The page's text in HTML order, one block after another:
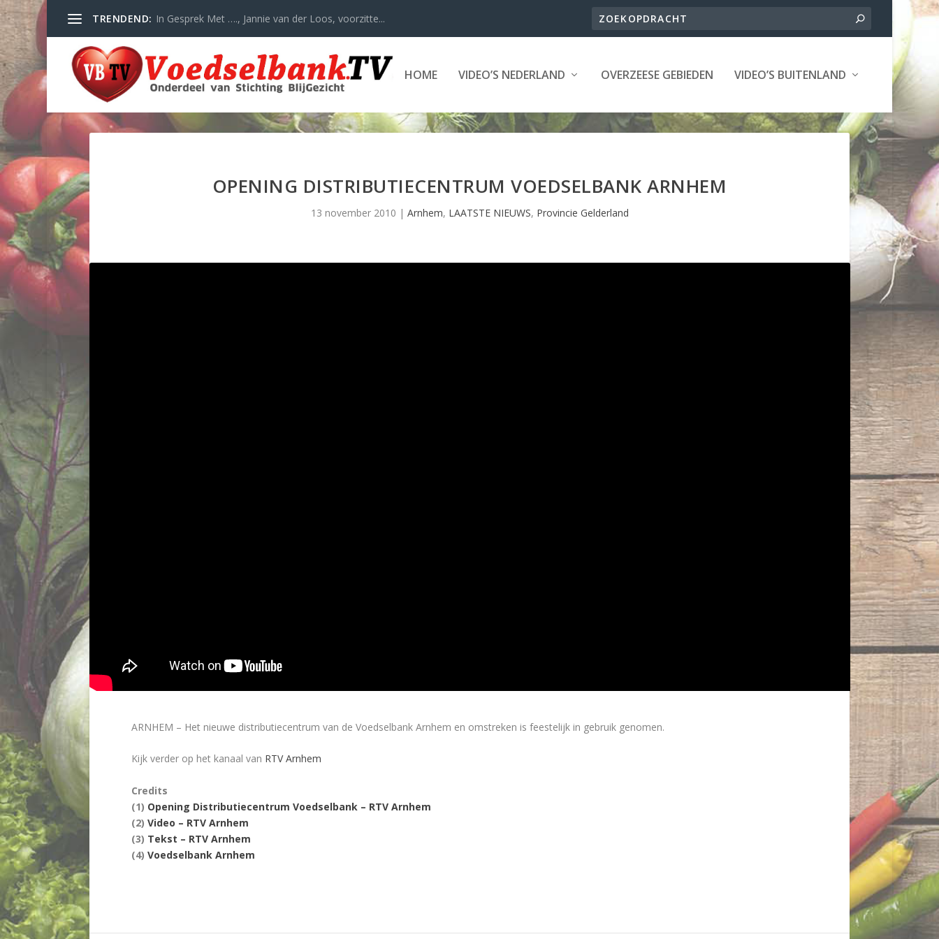
TRENDEND: In Gesprek Met …., Jannie van der Loos, voorzitte...
HOME VIDEO’S NEDERLAND OVERZEESE GEBIEDEN VIDEO’S BUITENLAND
OPENING DISTRIBUTIECENTRUM VOEDSELBANK ARNHEM
13 november 2010 | Arnhem, LAATSTE NIEUWS, Provincie Gelderland
ARNHEM – Het nieuwe distributiecentrum van de Voedselbank Arnhem en omstreken is feestelijk in gebruik genomen.
Kijk verder op het kanaal van RTV Arnhem
Credits
(1) Opening Distributiecentrum Voedselbank – RTV Arnhem
(2) Video – RTV Arnhem
(3) Tekst – RTV Arnhem
(4) Voedselbank Arnhem